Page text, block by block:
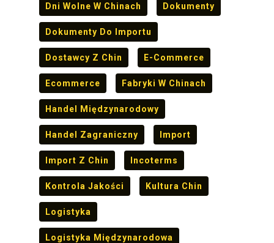
Dni Wolne W Chinach Dokumenty
Dokumenty Do Importu
Dostawcy Z Chin E-Commerce
Ecommerce Fabryki W Chinach
Handel Międzynarodowy
Handel Zagraniczny Import
Import Z Chin Incoterms
Kontrola Jakości Kultura Chin
Logistyka
Logistyka Międzynarodowa